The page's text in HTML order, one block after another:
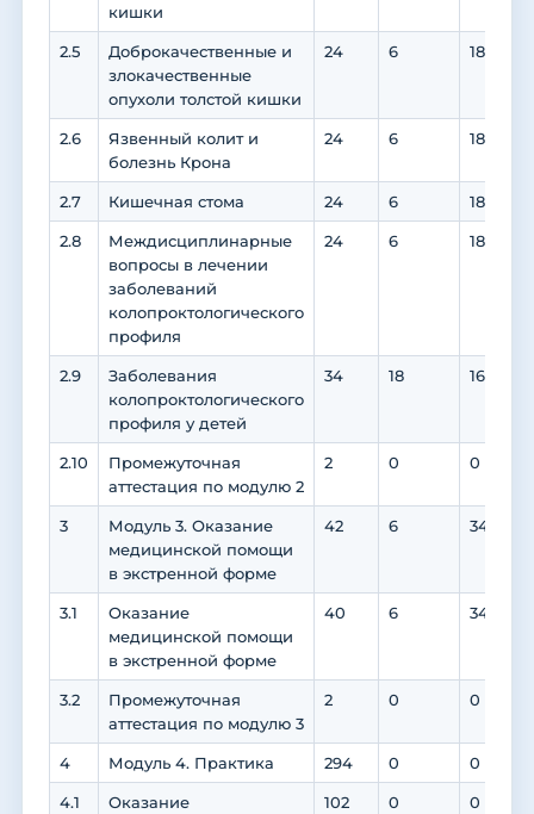
кишки
2.5
Доброкачественные и
злокачественные
опухоли толстой кишки
24 6 18
2.6
Язвенный колит и
болезнь Крона
24 6 18
2.7 Кишечная стома 24 6 18
2.8
Междисциплинарные
вопросы в лечении
заболеваний
колопроктологического
профиля
24 6 18
2.9
Заболевания
колопроктологического
профиля у детей
34 18 16
2.10
Промежуточная
аттестация по модулю 2
2 0 0
3
Модуль 3. Оказание
медицинской помощи
в экстренной форме
42 6 34
3.1
Оказание
медицинской помощи
в экстренной форме
40 6 34
3.2
Промежуточная
аттестация по модулю 3
2 0 0
4 Модуль 4. Практика 294 0 0
4.1
Оказание
102 0 0